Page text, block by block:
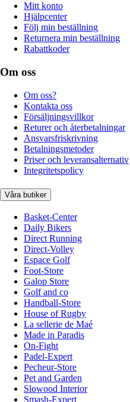
Mitt konto
Hjälpcenter
Följ min beställning
Returnera min beställning
Rabattkoder
Om oss
Om oss?
Kontakta oss
Försäljningsvillkor
Returer och återbetalningar
Ansvarsfriskrivning
Betalningsmetoder
Priser och leveransalternativ
Integritetspolicy
Våra butiker
Basket-Center
Daily Bikers
Direct Running
Direct-Volley
Espace Golf
Foot-Store
Galop Store
Golf and co
Handball-Store
House of Rugby
La sellerie de Maé
Made in Paradis
On-Fight
Padel-Expert
Pecheur-Store
Pet and Garden
Slowood Interior
Smash-Expert